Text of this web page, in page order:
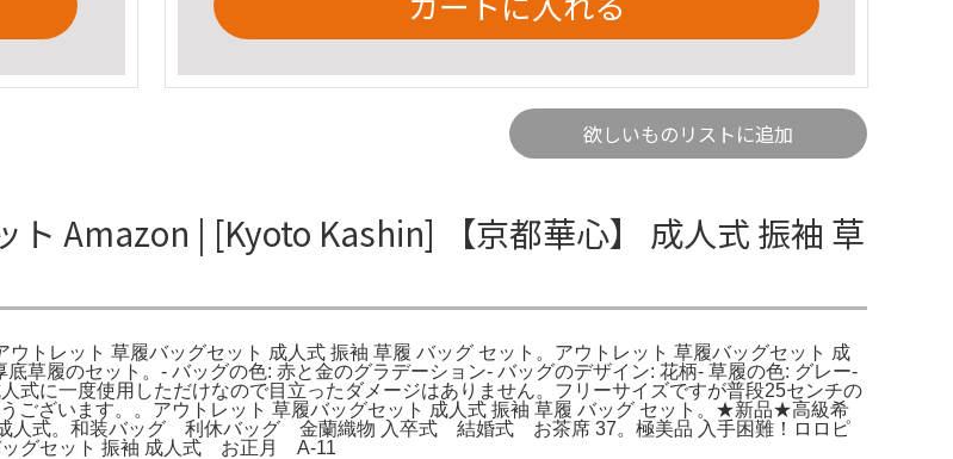
欲しいものリストに追加
ト Amazon | [Kyoto Kashin] 【京都華心】 成人式 振袖 草
トレット 草履バッグセット 成人式 振袖 草履 バッグ セット。アウトレット 草履バッグセット 成
草履のセット。- バッグの色: 赤と金のグラデーション- バッグのデザイン: 花柄- 草履の色: グレー-
式に一度使用しただけなので目立ったダメージはありません。フリーサイズですが普段25センチの
ございます。。アウトレット 草履バッグセット 成人式 振袖 草履 バッグ セット。★新品★高級希
。和装バッグ 利休バッグ 金蘭織物 入卒式 結婚式 お茶席 37。極美品 入手困難！ロロピ
ッグセット 振袖 成人式 お正月 A-11